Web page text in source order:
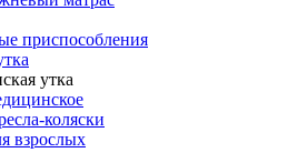
приспособления
утка
коляски
взрослых